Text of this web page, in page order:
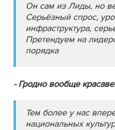
Он сам из Лиды, но
Серьёзный спрос,
инфраструктура,
Претендуем на
порядка
- Гродно вообще
Тем более у нас
национальных